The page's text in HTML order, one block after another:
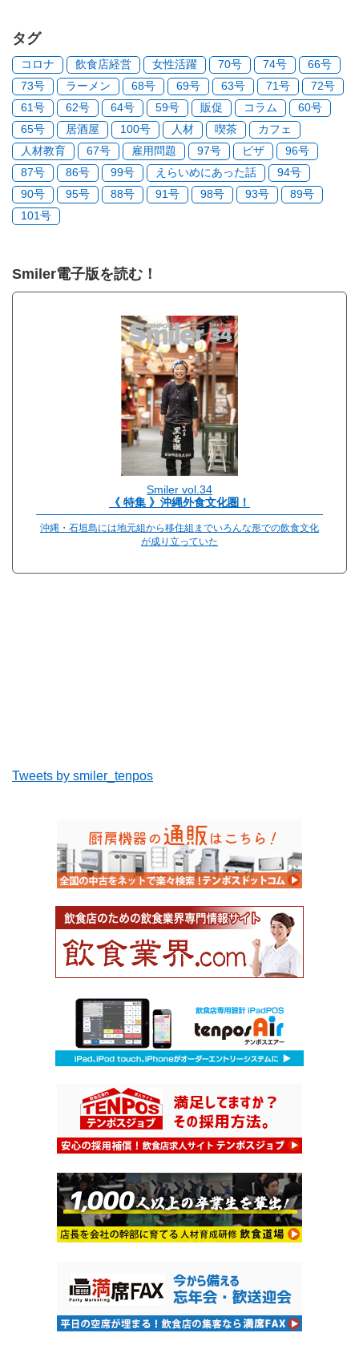
タグ
コロナ 飲食店経営 女性活躍 70号 74号
66号
73号
ラーメン 68号 69号 63号 71号
72号
61号
62号 64号 59号 販促 コラム
60号
65号
居酒屋 100号 人材 喫茶
カフェ
人材教育
67号 雇用問題 97号 ピザ
96号
87号
86号 99号 えらいめにあった話
94号
90号
95号 88号 91号 98号 93号
89号
101号
Smiler電子版を読む！
Smiler vol.34
《 特集 》沖縄外食文化圏！
沖縄・石垣島には地元組から移住組までいろんな形での飲食文化
が成り立っていた
Tweets by smiler_tenpos